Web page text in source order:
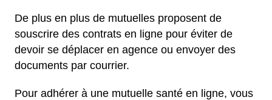
De plus en plus de mutuelles proposent de
souscrire des contrats en ligne pour éviter de
devoir se déplacer en agence ou envoyer des
documents par courrier.
Pour adhérer à une mutuelle santé en ligne, vous